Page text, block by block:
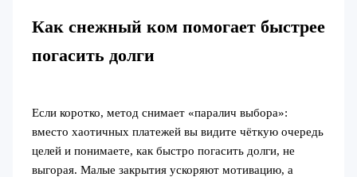
Как снежный ком помогает быстрее
погасить долги
Если коротко, метод снимает «паралич выбора»:
вместо хаотичных платежей вы видите чёткую очередь
целей и понимаете, как быстро погасить долги, не
выгорая. Малые закрытия ускоряют мотивацию, а